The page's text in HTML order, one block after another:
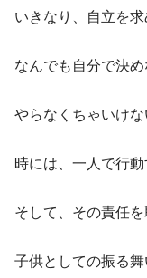
いきなり、自立を求
なんでも自分で決め
やらなくちゃいけな
時には、一人で行動
そして、その責任を
子供としての振る舞